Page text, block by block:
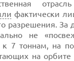
отрасль
фактически
разрешения. За
не
7 тоннам, на
на орбите